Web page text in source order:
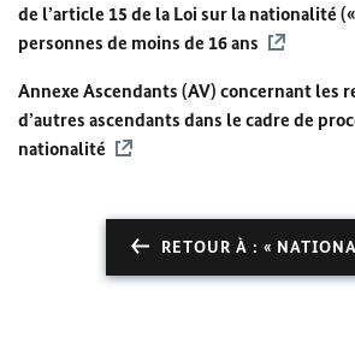
de l’article 15 de la Loi sur la nationalité
personnes de moins de 16 ans
Annexe Ascendants (AV) concernant les
d’autres ascendants dans le cadre de
nationalité
RETOUR À : «